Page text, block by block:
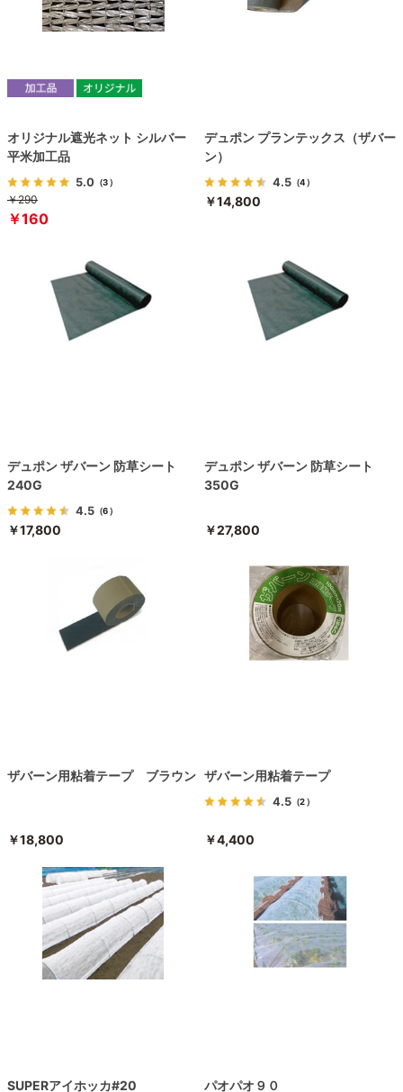
オリジナル遮光ネット シルバー
平米加工品
5.0 （3）
￥290
￥160
デュポン プランテックス（ザバー
ン）
4.5（4）
￥14,800
デュポン ザバーン 防草シート
240G
4.5（6）
￥17,800
デュポン ザバーン 防草シート
350G
￥27,800
ザバーン用粘着テープ ブラウン
￥18,800
ザバーン用粘着テープ
4.5（2）
￥4,400
SUPERアイホッカ#20 パオパオ９０